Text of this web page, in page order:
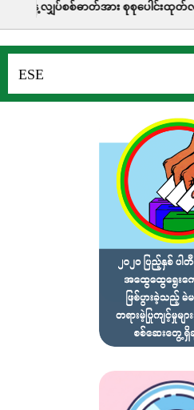
ေါင်းထုတ်လုပ်ခဲ့မှုမှာ (၆၈၉၁၁.၃) မဂ္ဂါ
ESE